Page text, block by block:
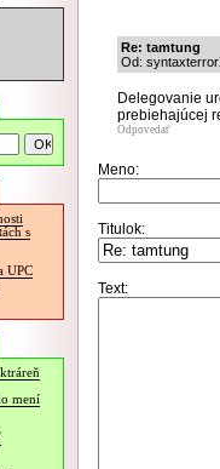
s
UPC
mení
Re: tamtung
Od:
Delegovanie
prebiehajúcej
Odpovedať
Meno:
Titulok:
Text: